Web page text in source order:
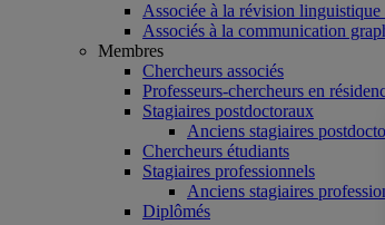
Associée à la révision linguistique
Associés à la communication
Membres
Chercheurs associés
Professeurs-chercheurs en
Stagiaires postdoctoraux
Anciens stagiaires
Chercheurs étudiants
Stagiaires professionnels
Anciens stagiaires
Diplômés